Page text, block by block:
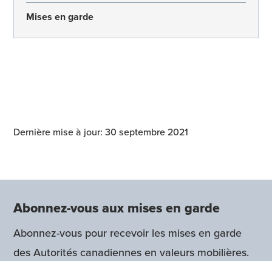
Mises en garde
Dernière mise à jour: 30 septembre 2021
Abonnez-vous aux mises en garde
Abonnez-vous pour recevoir les mises en garde
des Autorités canadiennes en valeurs mobilières.